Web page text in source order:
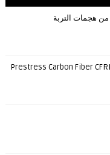
من هجمات التربة
Prestress Carbon Fiber